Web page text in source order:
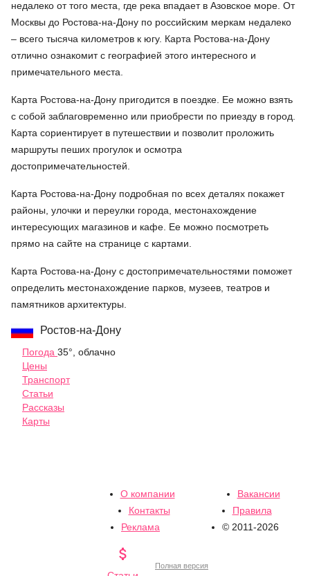
недалеко от того места, где река впадает в Азовское море. От
Москвы до Ростова-на-Дону по российским меркам недалеко
– всего тысяча километров к югу. Карта Ростова-на-Дону
отлично ознакомит с географией этого интересного и
примечательного места.
Карта Ростова-на-Дону пригодится в поездке. Ее можно взять
с собой заблаговременно или приобрести по приезду в город.
Карта сориентирует в путешествии и позволит проложить
маршруты пеших прогулок и осмотра
достопримечательностей.
Карта Ростова-на-Дону подробная по всех деталях покажет
районы, улочки и переулки города, местонахождение
интересующих магазинов и кафе. Ее можно посмотреть
прямо на сайте на странице с картами.
Карта Ростова-на-Дону с достопримечательностями поможет
определить местонахождение парков, музеев, театров и
памятников архитектуры.
Ростов-на-Дону
Погода 35°, облачно
Цены
Транспорт
Статьи
Рассказы
Карты
О компании
Вакансии
Контакты
Правила
Реклама
© 2011-2026

Полная версия